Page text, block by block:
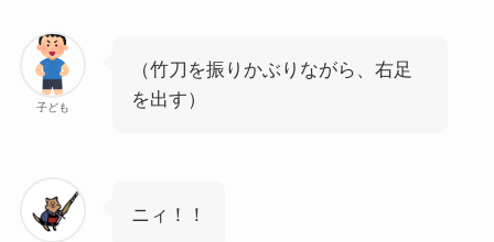
子ども
（竹刀を振りかぶりながら、右足
を出す）
ニィ！！